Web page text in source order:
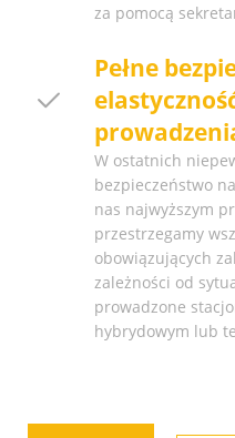
za pomocą
Pełne
W ostatnich
bezpieczeństwo
nas najwyższym
przestrzegamy
obowiązujących
zależności od
prowadzone
hybrydowym lub